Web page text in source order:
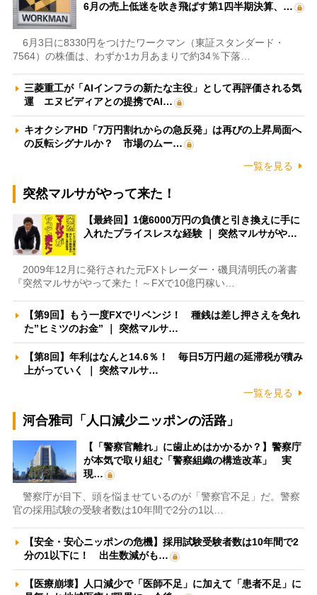
6月の売上低迷を吹き飛ばす第1四半期決算、…
6月3日に8330円をつけたワークマン（東証スタンダード・
7564）の株価は、わずか1カ月あまりで約34％下落…
三菱重工が「AIインフラの新たな主役」として再評価される気
運 エヌビディアとの提携でAI…
キオクシアHD「7万円割れからの急反発」は再びの上昇局面へ
の反転シグナルか？ 市場のムー…
一覧を見る
突然マルサがやって来た！
【最終回】1億6000万円の負債と引き換えに手に
入れたプライスレスな経験 ｜ 突然マルサがや…
2009年12月に発行された元FXトレーダー・磯貝清明氏の著書
『突然マルサがやって来た！～FXで10億円稼い…
【第9回】もう一度FXでリベンジ！ 種銭は差し押さえを免れ
た”ヒミツのお金” ｜ 突然マルサ…
【第8回】年利はなんと14.6％！ 毎日5万円超の延滞税が積み
上がっていく ｜ 突然マルサ…
一覧を見る
河合雅司「人口減少ニッポンの活路」
【「警察官離れ」に歯止めはかかるか？】警察庁
が本気で取り組む「警察組織の構造改革」 実
現…
警察庁が目下、頭を悩ませているのが「警察官不足」だ。警察
官の採用試験の受験者数は10年間で2分の1以…
【安全・安心ニッポンの危機】採用試験受験者数は10年間で2
分の1以下に！ 出生数減がも…
【医療崩壊】人口減少で「医師不足」に加えて「患者不足」に